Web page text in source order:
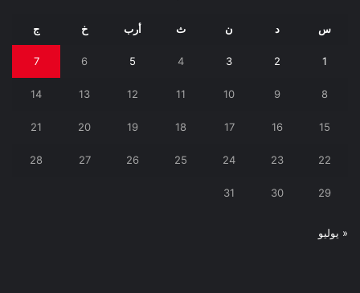
س د ن ث أرب خ ج
1
2
3
4
5
6
7
8
9
10
11
12
13
14
15
16
17
18
19
20
21
22
23
24
25
26
27
28
29
30
31
« يوليو